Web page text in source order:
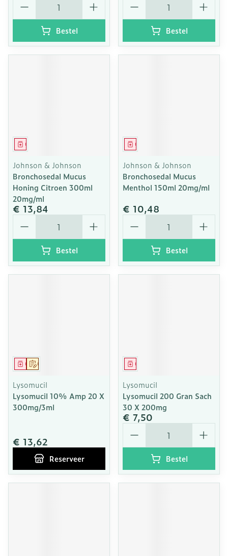
Bestel Bestel
Geneesmiddel
Johnson & Johnson
Bronchosedal Mucus
Honing Citroen 300ml
20mg/ml
€ 13,84
Aantal
Bestel
Geneesmiddel
Johnson & Johnson
Bronchosedal Mucus
Menthol 150ml 20mg/ml
€ 10,48
Aantal
Bestel
Op voorschrift
Geneesmiddel
Lysomucil
Lysomucil 10% Amp 20 X
300mg/3ml
€ 13,62
Reserveer
Geneesmiddel
Lysomucil
Lysomucil 200 Gran Sach
30 X 200mg
€ 7,50
Aantal
Bestel